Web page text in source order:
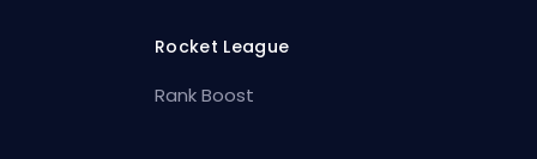
Rocket League
Rank Boost